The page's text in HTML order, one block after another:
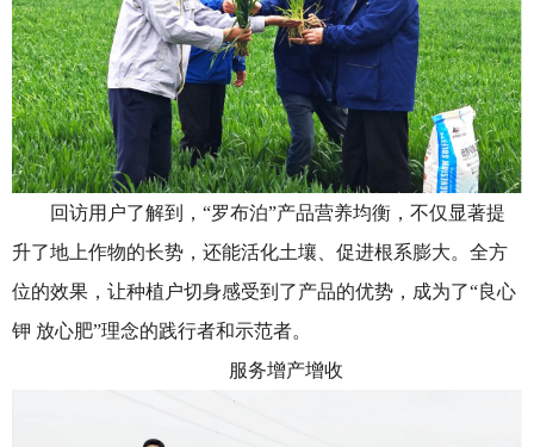
回访用户了解到，“罗布泊”产品营养均衡，不仅显著提
升了地上作物的长势，还能活化土壤、促进根系膨大。全方
位的效果，让种植户切身感受到了产品的优势，成为了“良心
钾 放心肥”理念的践行者和示范者。
服务增产增收